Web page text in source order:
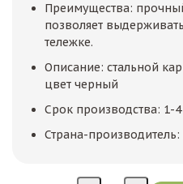
Преимущества:
позволяет
тележке.
Описание: стальной
цвет черный
Срок производства: 1-
Страна-производитель: